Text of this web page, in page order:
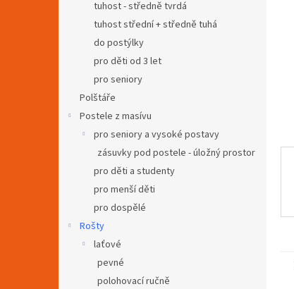
tuhost - středně tvrdá
tuhost střední + středně tuhá
do postýlky
pro děti od 3 let
pro seniory
Polštáře
Postele z masívu
pro seniory a vysoké postavy
zásuvky pod postele - úložný prostor
pro děti a studenty
pro menší děti
pro dospělé
Rošty
laťové
pevné
polohovací ručně